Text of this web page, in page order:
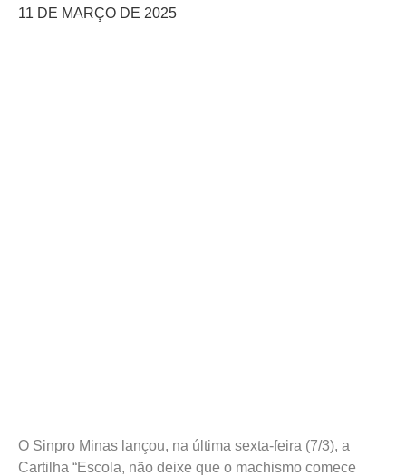
11 DE MARÇO DE 2025
O Sinpro Minas lançou, na última sexta-feira (7/3), a
Cartilha “Escola, não deixe que o machismo comece